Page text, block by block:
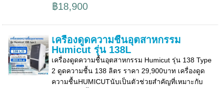
฿18,900
เครื่องดูดความชื้นอุตสาหกรรม
Humicut รุ่น 138L
เครื่องดูดความชื้นอุตสาหกรรม Humicut รุ่น 138 Type
2 ดูดความชื้น 138 ลิตร ราคา 29,900บาท เครื่องดูด
ความชื้นHUMICUTนับเป็นตัวช่วยสำคัญที่เหมาะกับ